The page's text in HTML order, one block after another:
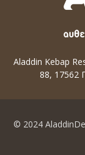
Aladdin Kebap
88, 17562
© 2024